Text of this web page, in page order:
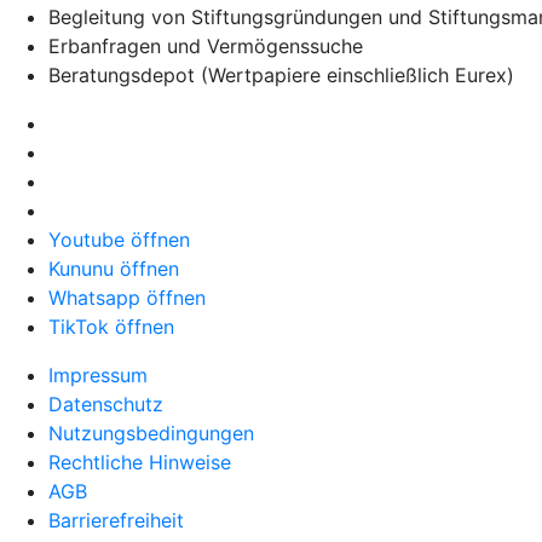
Begleitung von Stiftungsgründungen und
Erbanfragen und Vermögenssuche
Beratungsdepot (Wertpapiere einschließlich Eurex)
Youtube öffnen
Kununu öffnen
Whatsapp öffnen
TikTok öffnen
Impressum
Datenschutz
Nutzungsbedingungen
Rechtliche Hinweise
AGB
Barrierefreiheit